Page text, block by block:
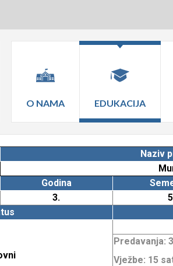
O NAMA EDUKACIJA
Naziv
Godina
3.
Predavanja:
Vježbe: 15